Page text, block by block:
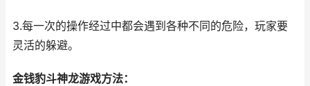
3.每一次的操作经过中都会遇到各种不同的危险，玩家要
灵活的躲避。
金钱豹斗神龙游戏方法：